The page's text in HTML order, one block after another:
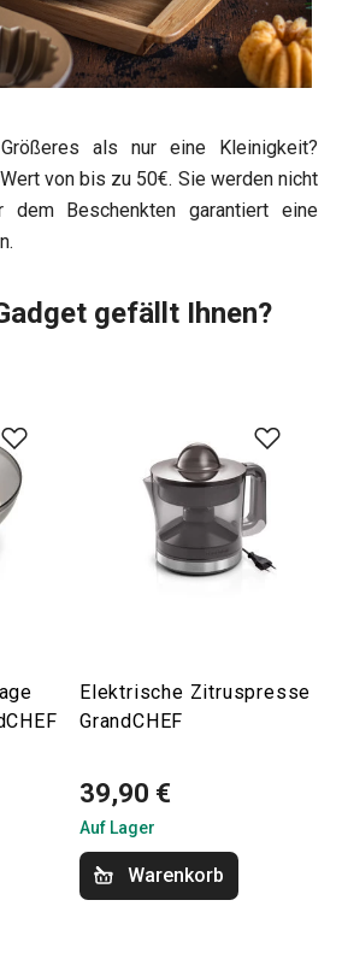
als nur eine Kleinigkeit?
von bis zu 50€. Sie werden nicht
dem Beschenkten garantiert eine
gefällt Ihnen?
Elektrische Zitruspresse
GrandCHEF
39,90 €
Auf Lager
Warenkorb